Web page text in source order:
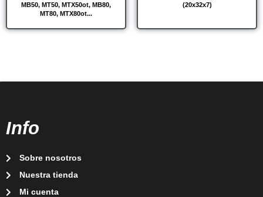
MB50, MT50, MTX50ot, MB80,
MT80, MTX80ot...
(20x32x7)
Info
Sobre nosotros
Nuestra tienda
Mi cuenta